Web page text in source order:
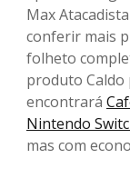
Max
conferir mais
folheto
produto Caldo
encontrará
Nintendo
mas com